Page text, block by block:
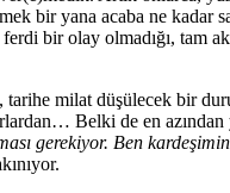
bir yana acaba ne kadar
bir olay olmadığı, tam
milat düşülecek bir
Belki de en azından
gerekiyor. Ben